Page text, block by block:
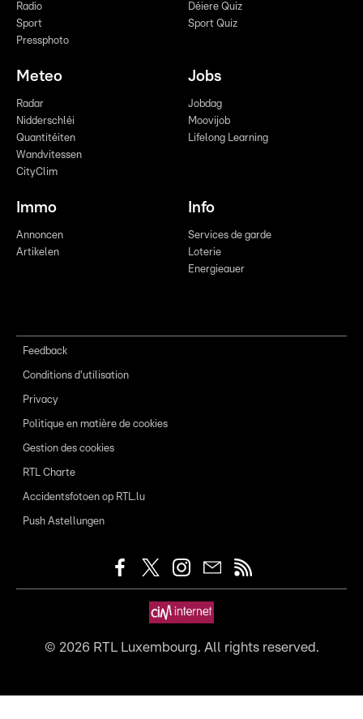
Radio
Sport
Pressphoto
Déiere Quiz
Sport Quiz
Meteo
Radar
Nidderschléi
Quantitéiten
Wandvitessen
CityClim
Jobs
Jobdag
Moovijob
Lifelong Learning
Immo
Annoncen
Artikelen
Info
Services de garde
Loterie
Energieauer
Feedback
Conditions d'utilisation
Privacy
Politique en matière de cookies
Gestion des cookies
RTL Charte
Accidentsfotoen op RTL.lu
Push Astellungen
© 2026RTL Luxembourg. All rights reserved.